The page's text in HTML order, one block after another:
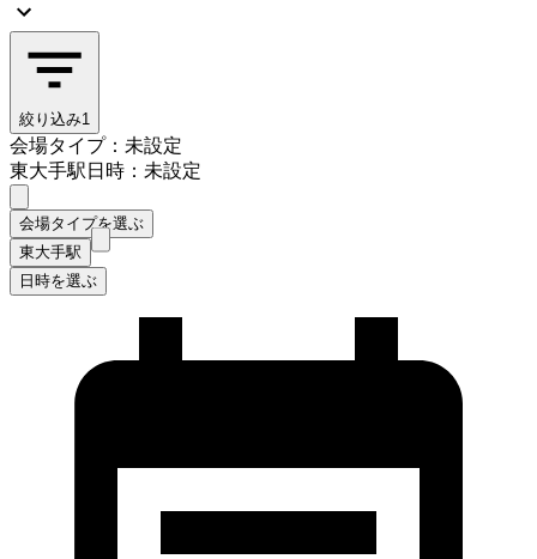
絞り込み1
会場タイプ：未設定
東大手駅日時：未設定
会場タイプを選ぶ
東大手駅
日時を選ぶ